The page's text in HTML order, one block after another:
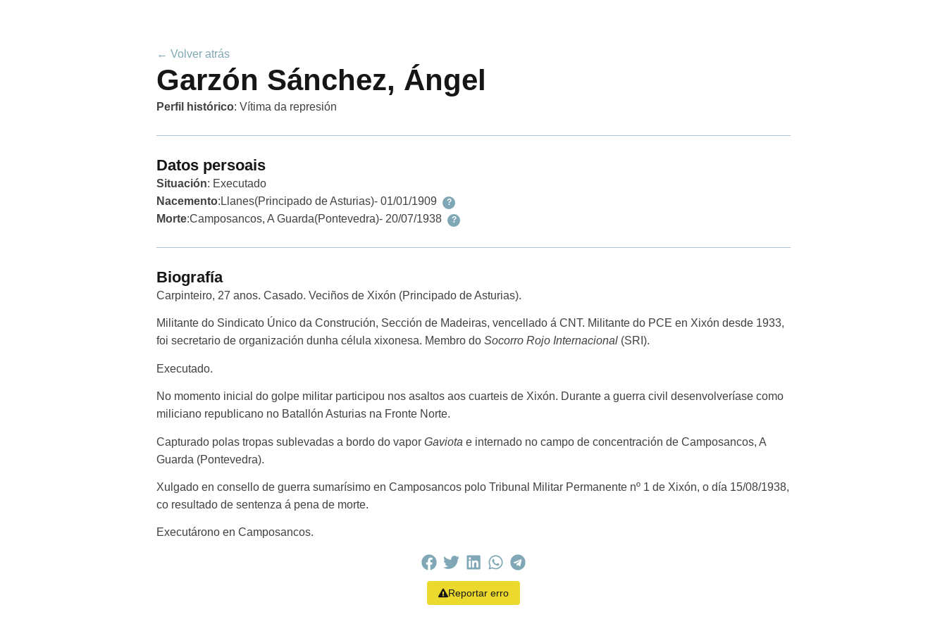
← Volver atrás
Garzón Sánchez, Ángel
Perfil histórico: Vítima da represión
Datos persoais
Situación: Executado
Nacemento: Llanes(Principado de Asturias)- 01/01/1909 ?
Morte:Camposancos, A Guarda(Pontevedra)- 20/07/1938 ?
Biografía
Carpinteiro, 27 anos. Casado. Veciños de Xixón (Principado de Asturias).
Militante do Sindicato Único da Construción, Sección de Madeiras, vencellado á CNT. Militante do PCE en Xixón desde 1933,
foi secretario de organización dunha célula xixonesa. Membro do Socorro Rojo Internacional (SRI).
Executado.
No momento inicial do golpe militar participou nos asaltos aos cuarteis de Xixón. Durante a guerra civil desenvolveríase como
miliciano republicano no Batallón Asturias na Fronte Norte.
Capturado polas tropas sublevadas a bordo do vapor Gaviota e internado no campo de concentración de Camposancos, A
Guarda (Pontevedra).
Xulgado en consello de guerra sumarísimo en Camposancos polo Tribunal Militar Permanente nº 1 de Xixón, o día 15/08/1938,
co resultado de sentenza á pena de morte.
Executárono en Camposancos.
Reportar erro